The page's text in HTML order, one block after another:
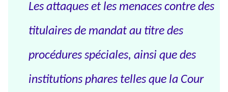
Les attaques et les menaces contre des
titulaires de mandat au titre des
procédures spéciales, ainsi que des
institutions phares telles que la Cour